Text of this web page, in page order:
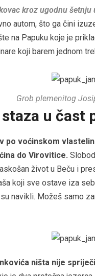
kroz ugodnu
autom, što ga čini
na Papuku koje je
koji barem jednom
Grob plemenitog
u čast
po voćinskom
do Virovitice.
život u Beču i
koji sve ostave iza
navikli. Možeš samo
ništa nije